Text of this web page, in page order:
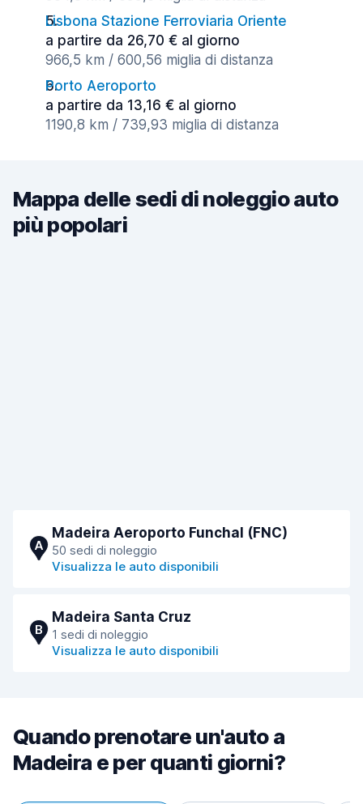
Lisbona Stazione Ferroviaria Oriente
a partire da 26,70 € al giorno
966,5 km / 600,56 miglia di distanza
Porto Aeroporto
a partire da 13,16 € al giorno
1190,8 km / 739,93 miglia di distanza
Mappa delle sedi di noleggio auto
più popolari
A
Madeira Aeroporto Funchal (FNC)
50 sedi di noleggio
Visualizza le auto disponibili
B
Madeira Santa Cruz
1 sedi di noleggio
Visualizza le auto disponibili
Quando prenotare un'auto a
Madeira e per quanti giorni?